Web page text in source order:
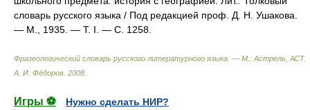
словарь русского языка / Под редакцией проф. Д. Н. Ушакова.
— М., 1935. — Т. I. — С. 1258.
Фразеологический словарь русского литературного языка. — М.: Астрель, АСТ.
А. И. Фёдоров 2008
Игры ⚽
Нужно сделать НИР?